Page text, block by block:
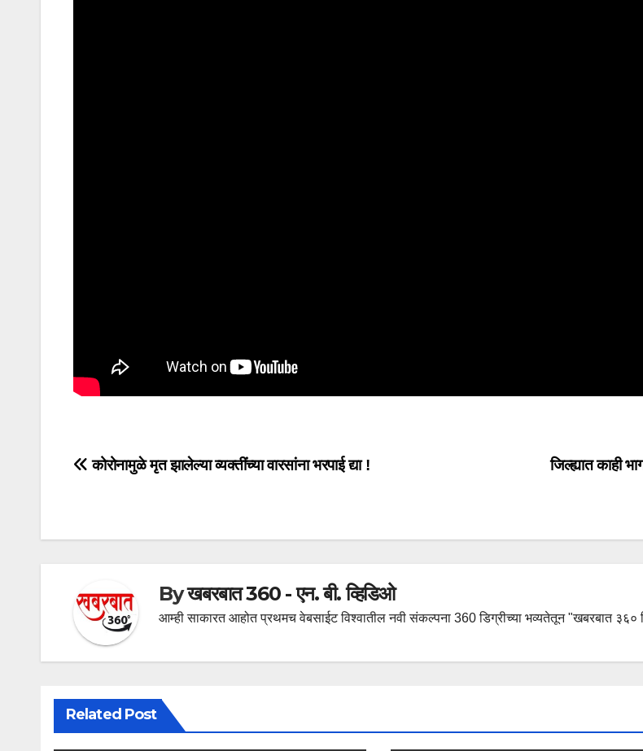
Post
जिल्ह्यात काही
कोरोनामुळे मृत झालेल्या व्यक्तींच्या वारसांना भरपाई द्या !
Byखबरबात 360 - एन. बी. व्हिडिओ
आम्ही साकारत आहोत प्रथमच वेबसाईट विश्वातील नवी संकल्पना 360 डिग्रीच्या भव्यतेतून "खबरबात ३६०
Related Post